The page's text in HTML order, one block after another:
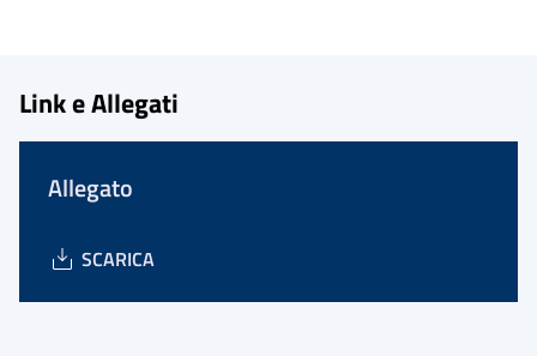
Link e Allegati
Allegato
SCARICA